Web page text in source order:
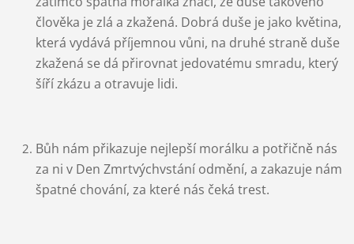
člověka je zlá a zkažená. Dobrá duše je jako květina,
která vydává příjemnou vůni, na druhé straně duše
zkažená se dá přirovnat jedovatému smradu, který
šíří zkázu a otravuje lidi.
Bůh nám přikazuje nejlepší morálku a potřičně nás
za ni v Den Zmrtvýchvstání odmění, a zakazuje nám
špatné chování, za které nás čeká trest.